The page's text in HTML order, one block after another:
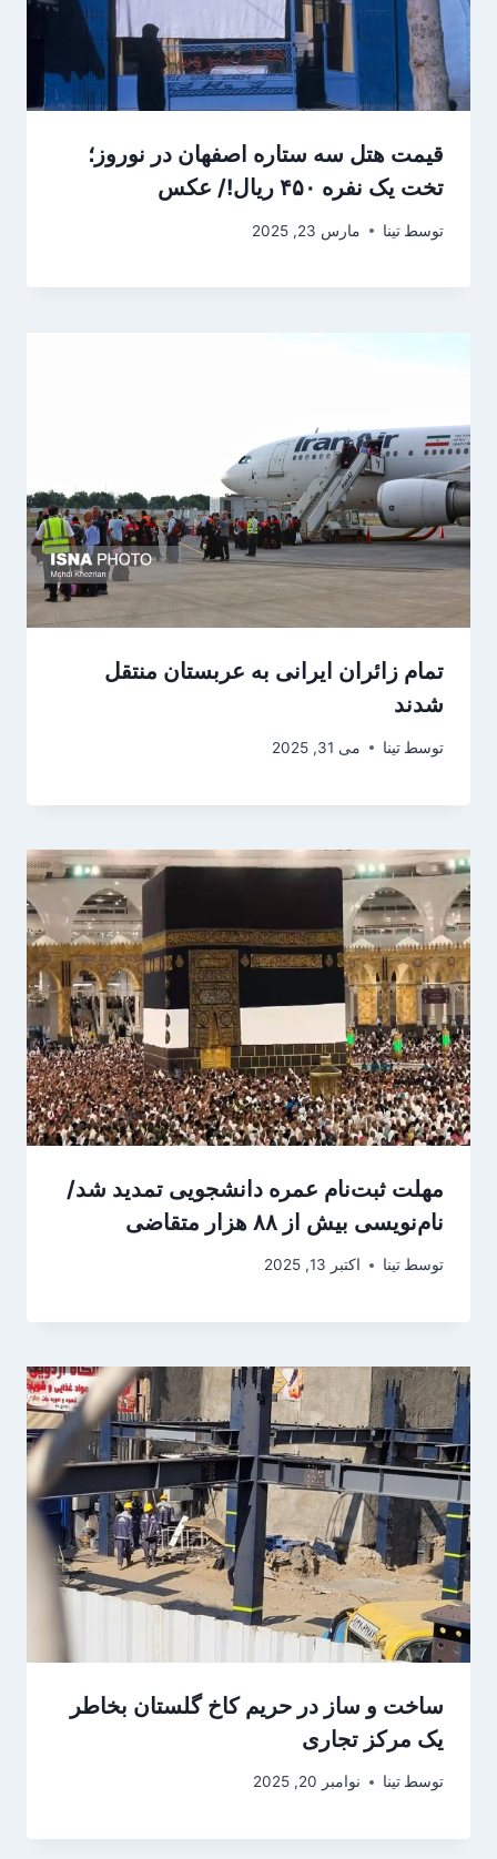
قیمت هتل سه ستاره اصفهان در نوروز؛
تخت یک نفره ۴۵۰ ریال!/ عکس
توسط تینا مارس 23, 2025
تمام زائران ایرانی به عربستان منتقل
شدند
توسط تینا می 31, 2025
مهلت ثبت‌نام عمره دانشجویی تمدید شد/
نام‌نویسی بیش از ۸۸ هزار متقاضی
توسط تینا اکتبر 13, 2025
ساخت و ساز در حریم کاخ گلستان بخاطر
یک مرکز تجاری
توسط تینا نوامبر 20, 2025